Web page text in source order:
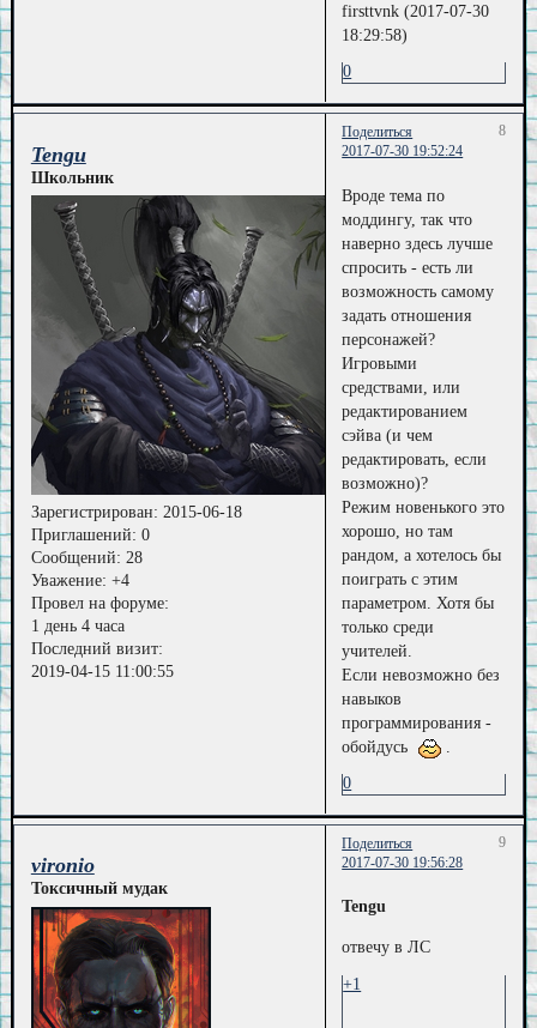
firsttvnk (2017-07-30
18:29:58)
0
Поделиться
8
2017-07-30 19:52:24
Tengu
Школьник
Зарегистрирован: 2015-06-18
Приглашений: 0
Сообщений: 28
Уважение: +4
Провел на форуме:
1 день 4 часа
Последний визит:
2019-04-15 11:00:55
Вроде тема по
моддингу, так что
наверно здесь лучше
спросить - есть ли
возможность самому
задать отношения
персонажей?
Игровыми
средствами, или
редактированием
сэйва (и чем
редактировать, если
возможно)?
Режим новенького это
хорошо, но там
рандом, а хотелось бы
поиграть с этим
параметром. Хотя бы
только среди
учителей.
Если невозможно без
навыков
программирования -
обойдусь
0
Поделиться
9
2017-07-30 19:56:28
vironio
Токсичный мудак
Tengu
отвечу в ЛС
+1